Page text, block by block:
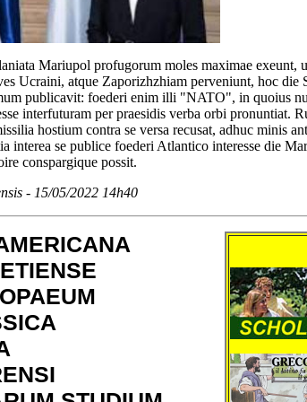
Mariupol profugorum moles maximae exeunt,
Ucraini, atque Zaporizhzhiam perveniunt, hoc die
publicavit: foederi enim illi "NATO", in quoius
interfuturam per praesidis verba orbi pronuntiat.
hostium contra se versa recusat, adhuc minis
interea se publice foederi Atlantico interesse die
conspargique possit.
- 15/05/2022 14h40